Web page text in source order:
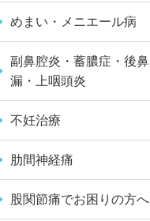
めまい・メニエール病
副鼻腔炎・蓄膿症・後鼻
漏・上咽頭炎
不妊治療
肋間神経痛
股関節痛でお困りの方へ